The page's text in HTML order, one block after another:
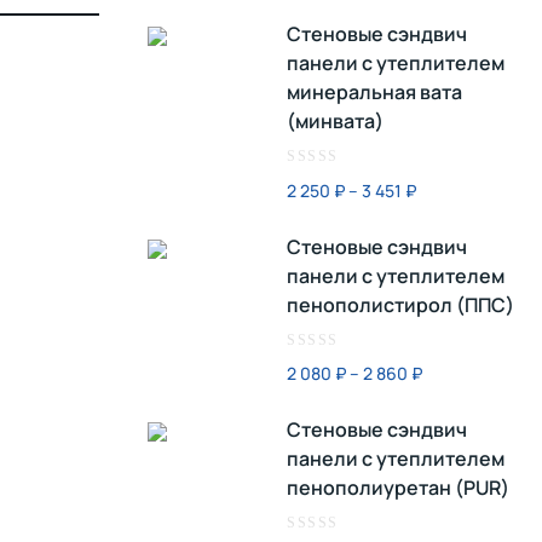
Стеновые сэндвич
панели с утеплителем
минеральная вата
(минвата)
2 250 ₽– 3 451 ₽
0
5
Стеновые сэндвич
панели с утеплителем
пенополистирол (ППС)
2 080 ₽– 2 860 ₽
0
5
Стеновые сэндвич
панели с утеплителем
пенополиуретан (PUR)